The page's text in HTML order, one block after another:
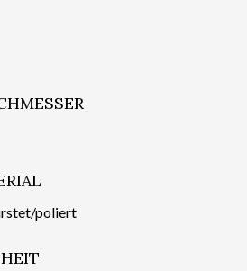
poliert